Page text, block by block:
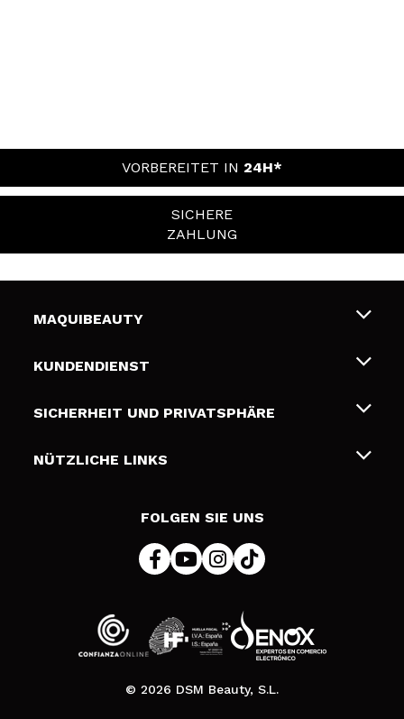
VORBEREITET IN 24H*
SICHERE
ZAHLUNG
MAQUIBEAUTY
Über uns
Geschenkkarten
KUNDENDIENST
Liefer- und Versandkosten
Zahlung
SICHERHEIT UND PRIVATSPHÄRE
Bedingungen und Datenschutz
NÜTZLICHE LINKS
FOLGEN SIE UNS
© 2026 DSM Beauty, S.L.